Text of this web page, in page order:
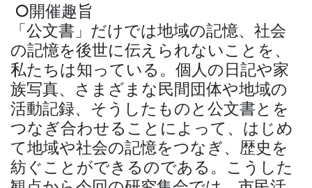
○開催趣旨
「公文書」だけでは地域の記憶、社会
の記憶を後世に伝えられないことを、
私たちは知っている。個人の日記や家
族写真、さまざまな民間団体や地域の
活動記録、そうしたものと公文書とを
つなぎ合わせることによって、はじめ
て地域や社会の記憶をつなぎ、歴史を
紡ぐことができるのである。こうした